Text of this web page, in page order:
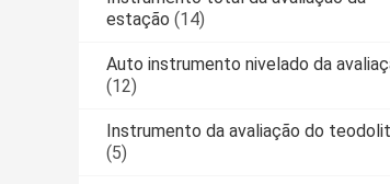
estação (14)
Auto instrumento nivelado da
(12)
Instrumento da avaliação do
(5)